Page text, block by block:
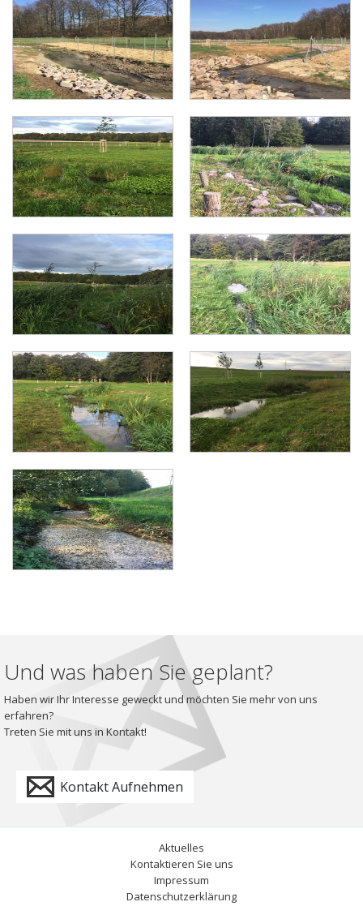
Und was haben Sie geplant?
Haben wir Ihr Interesse geweckt und möchten Sie mehr von uns
erfahren?
Treten Sie mit uns in Kontakt!
Kontakt Aufnehmen
Aktuelles
Kontaktieren Sie uns
Impressum
Datenschutzerklärung